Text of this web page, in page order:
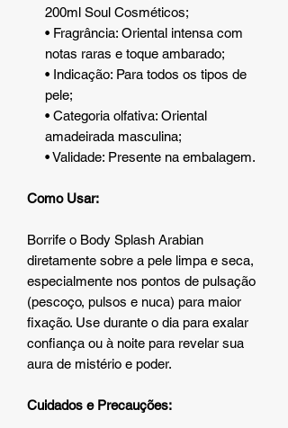
200ml Soul Cosméticos;
• Fragrância: Oriental intensa com
notas raras e toque ambarado;
• Indicação: Para todos os tipos de
pele;
• Categoria olfativa: Oriental
amadeirada masculina;
• Validade: Presente na embalagem.
Como Usar:
Borrife o Body Splash Arabian
diretamente sobre a pele limpa e seca,
especialmente nos pontos de pulsação
(pescoço, pulsos e nuca) para maior
fixação. Use durante o dia para exalar
confiança ou à noite para revelar sua
aura de mistério e poder.
Cuidados e Precauções: